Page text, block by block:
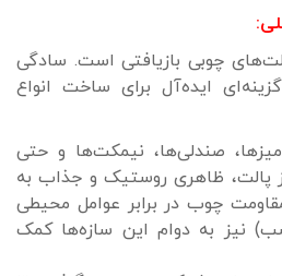
چوبی بازیافتی است. سادگی
ایده‌آل برای ساخت انواع
میزها، صندلی‌ها، نیمکت‌ها و حتی
پالت، ظاهری روستیک و جذاب به
چوب در برابر عوامل محیطی
نیز به دوام این سازه‌ها کمک